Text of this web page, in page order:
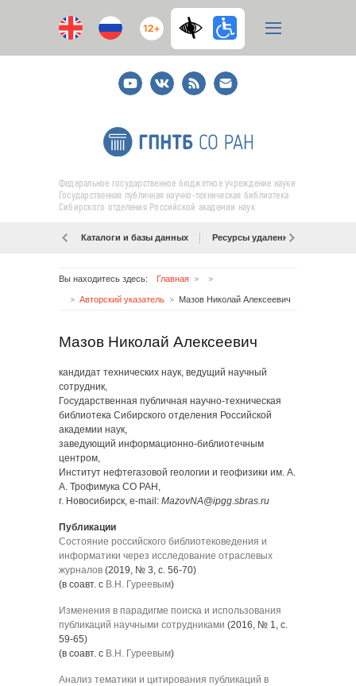
12+
YoutubeВКонтакте
RSS
E-
mail
подписка
Федеральное государственное бюджетное учреждение науки
Государственная публичная научно-техническая библиотека
Сибирского отделения Российской академии наук
Каталоги и базы данных Ресурсы удаленного доступа
Вы находитесь здесь: Главная
Авторский указатель Мазов Николай Алексеевич
Мазов Николай Алексеевич
кандидат технических наук, ведущий научный
сотрудник,
Государственная публичная научно-техническая
библиотека Сибирского отделения Российской
академии наук,
заведующий информационно-библиотечным
центром,
Институт нефтегазовой геологии и геофизики им. А.
А. Трофимука СО РАН,
г. Новосибирск, e-mail: MazovNA@ipgg.sbras.ru
Публикации
Состояние российского библиотековедения и
информатики через исследование отраслевых
журналов (2019, № 3, с. 56-70)
(в соавт. с В.Н. Гуреевым)
Изменения в парадигме поиска и использования
публикаций научными сотрудниками (2016, № 1, с.
59-65)
(в соавт. с В.Н. Гуреевым)
Анализ тематики и цитирования публикаций в